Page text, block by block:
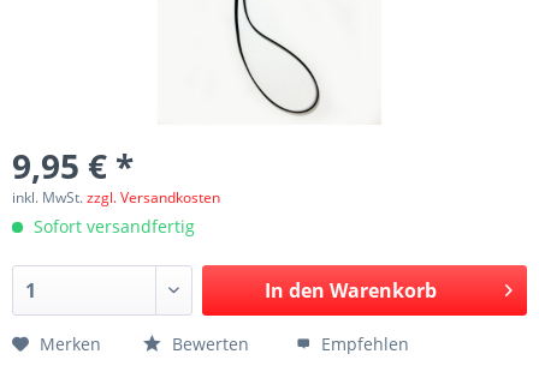
9,95 € *
inkl. MwSt.zzgl. Versandkosten
Sofort versandfertig
In den Warenkorb
Merken Bewerten Empfehlen